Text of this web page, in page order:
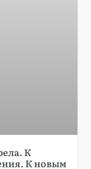
К
К новым